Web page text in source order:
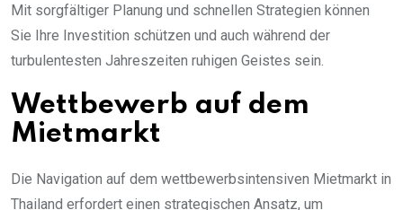
Mit sorgfältiger Planung und schnellen Strategien können
Sie Ihre Investition schützen und auch während der
turbulentesten Jahreszeiten ruhigen Geistes sein.
Wettbewerb auf dem
Mietmarkt
Die Navigation auf dem wettbewerbsintensiven Mietmarkt in
Thailand erfordert einen strategischen Ansatz, um